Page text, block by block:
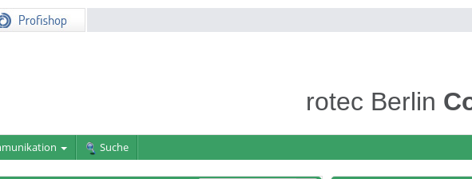
rotec Berlin
Suche